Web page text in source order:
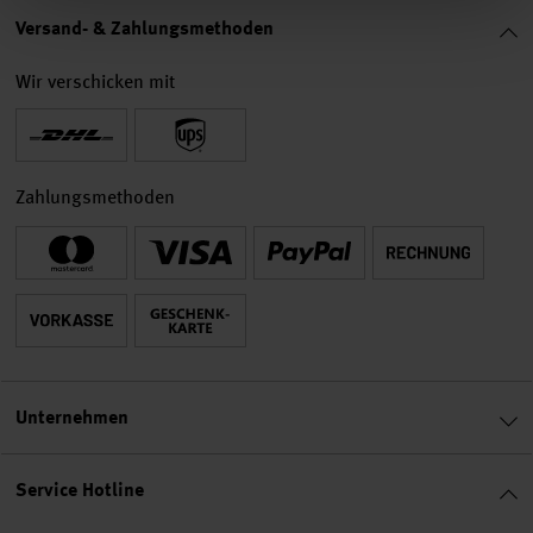
Service Hotline
Versand- & Zahlungsmethoden
Wir verschicken mit
Zahlungsmethoden
Unternehmen